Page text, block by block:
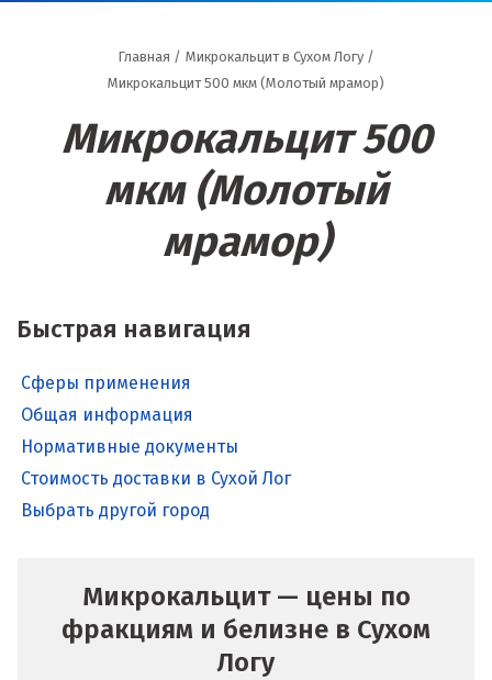
Главная / Микрокальцит в Сухом Логу /
Микрокальцит 500 мкм (Молотый мрамор)
Микрокальцит 500
мкм (Молотый
мрамор)
Быстрая навигация
Сферы применения
Общая информация
Нормативные документы
Стоимость доставки в Сухой Лог
Выбрать другой город
Микрокальцит — цены по
фракциям и белизне в Сухом
Логу